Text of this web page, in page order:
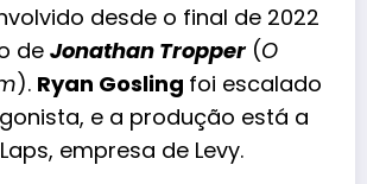
desde o final de 2022
de Jonathan Tropper(O
). Ryan Gosling foi escalado
e a produção está a
empresa de Levy.